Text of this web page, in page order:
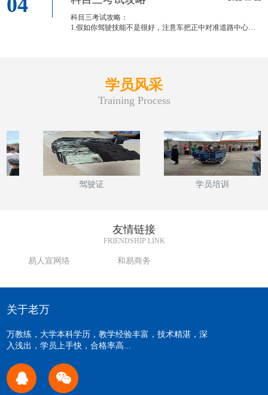
科目三考试攻略：
1.假如你驾驶技能不是很好，注意车把正中对准道路中心位
学员风采
Training Process
驾驶证 学员培训
友情链接
FRIENDSHIP LINK
易人宣网络 和易商务
关于老万
万教练，大学本科学历，教学经验丰富，技术精湛，深
入浅出，学员上手快，合格率高...